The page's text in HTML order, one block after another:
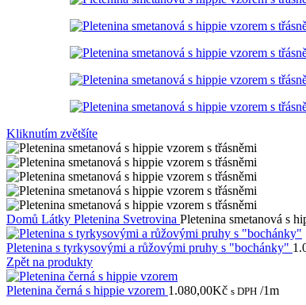
Kliknutím zvětšíte
Domů Látky Pletenina Svetrovina Pletenina smetanová s
Pletenina s tyrkysovými a růžovými pruhy s "bochánky"
Zpět na produkty
Pletenina černá s hippie vzorem 1.080,00Kč s DPH /1m